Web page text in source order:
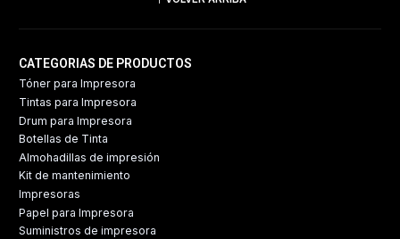
CATEGORIAS DE PRODUCTOS
Tóner para Impresora
Tintas para Impresora
Drum para Impresora
Botellas de Tinta
Almohadillas de impresión
Kit de mantenimiento
Impresoras
Papel para Impresora
Suministros de impresora